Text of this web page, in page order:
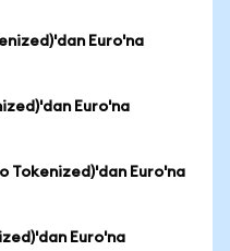
Euro'na
Euro'na
Tokenized)'dan Euro'na
Euro'na